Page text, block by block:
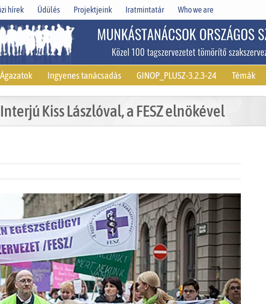
hírek Üdülés Projektjeink Iratmintatár Who we are
Ágazatok Ingyenes tanácsadás GINOP_PLUSZ-3.2.3-24 Témák
Interjú Kiss Lászlóval, a FESZ elnökével